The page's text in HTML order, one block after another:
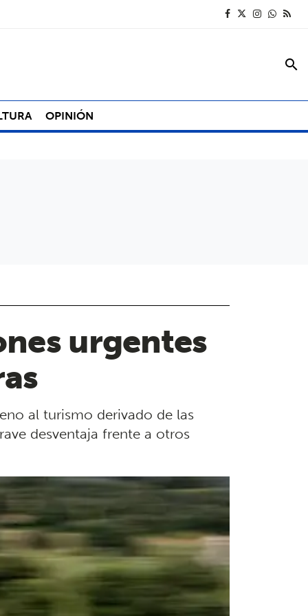
search
OPINIÓN
urgentes
al turismo derivado de las
desventaja frente a otros